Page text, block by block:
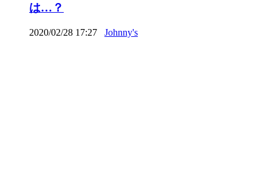
は…？
2020/02/28 17:27 Johnny's